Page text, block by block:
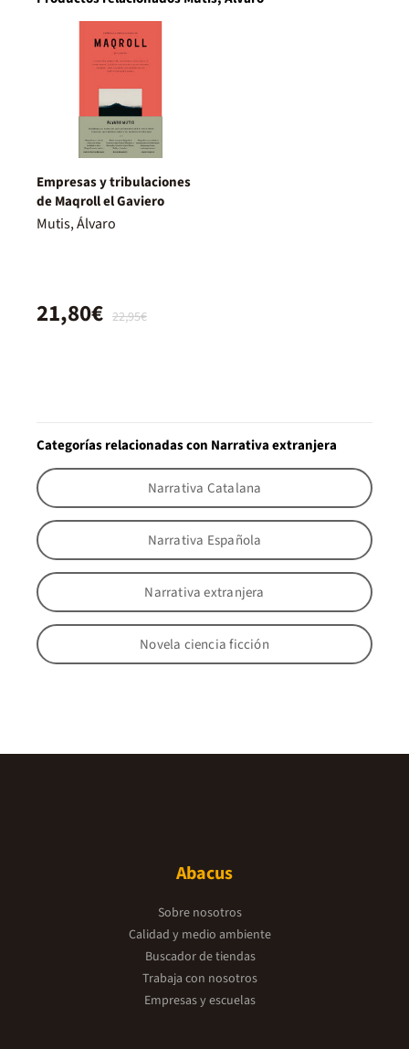
Empresas y tribulaciones
de Maqroll el Gaviero
Mutis, Álvaro
22,95€
21,80€
Categorías relacionadas con Narrativa extranjera
Narrativa Catalana
Narrativa Española
Narrativa extranjera
Novela ciencia ficción
Abacus
Sobre nosotros
Calidad y medio ambiente
Buscador de tiendas
Trabaja con nosotros
Empresas y escuelas